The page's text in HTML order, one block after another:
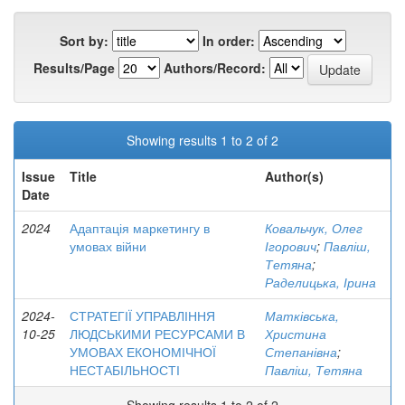
Sort by:
In order:
Results/Page
Authors/Record:
Showing results 1 to 2 of 2
Issue
Date
Title Author(s)
2024
Адаптація маркетингу в
умовах війни
Ковальчук, Олег
Ігорович; Павліш,
Тетяна;
Раделицька, Ірина
2024-
10-25
СТРАТЕГІЇ УПРАВЛІННЯ
ЛЮДСЬКИМИ РЕСУРСАМИ В
УМОВАХ ЕКОНОМІЧНОЇ
НЕСТАБІЛЬНОСТІ
Матківська,
Христина
Степанівна;
Павліш, Тетяна